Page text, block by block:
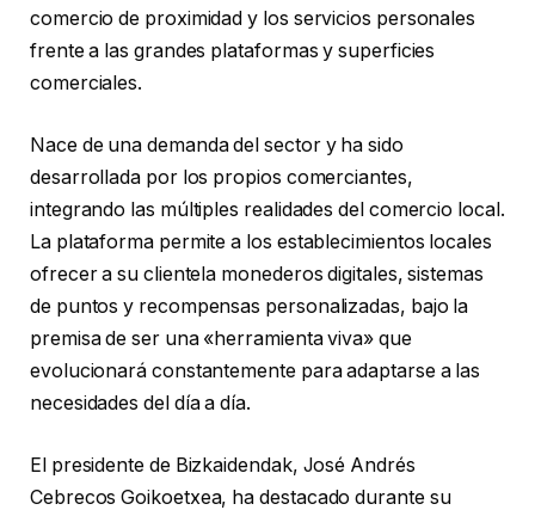
comercio de proximidad y los servicios personales
frente a las grandes plataformas y superficies
comerciales.
Nace de una demanda del sector y ha sido
desarrollada por los propios comerciantes,
integrando las múltiples realidades del comercio local.
La plataforma permite a los establecimientos locales
ofrecer a su clientela monederos digitales, sistemas
de puntos y recompensas personalizadas, bajo la
premisa de ser una «herramienta viva» que
evolucionará constantemente para adaptarse a las
necesidades del día a día.
El presidente de Bizkaidendak, José Andrés
Cebrecos Goikoetxea, ha destacado durante su